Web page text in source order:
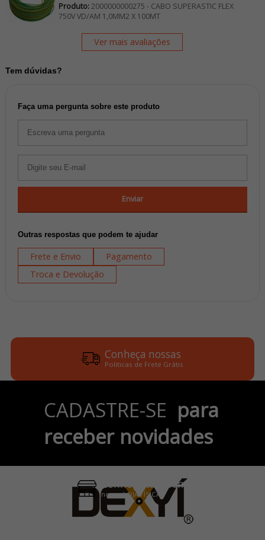
Produto:2000000000275 - CABO SUPERASTIC FLEX
750V VD/AM 1,0MM2 X 100MT
Ver mais avaliações
Tem dúvidas?
Faça uma pergunta sobre este produto
Enviar
Outras respostas que podem te ajudar
Frete e Envio
Pagamento
Troca e Devolução
Conheça nossas
Politicas de Frete Grátis
no Cartão de Crédito
Pix e Boleto
Conheça também
nossa LOJA FÍSICA
CADASTRE-SE para
receber novidades